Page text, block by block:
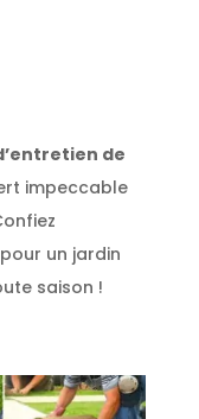
de
impeccable
un jardin
saison !